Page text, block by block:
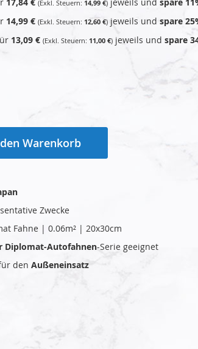
14,99 €
14,99 € 12,60 € jeweils und spare 25
13,09 € 11,00 € jeweils und spare
Warenkorb
Zwecke
Fahne | 0.06m² | 20x30cm
Diplomat-Autofahnen-Serie geeignet
den Außeneinsatz